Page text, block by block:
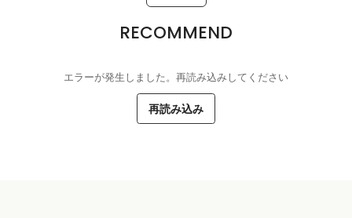
RECOMMEND
エラーが発生しました。再読み込みしてください
再読み込み